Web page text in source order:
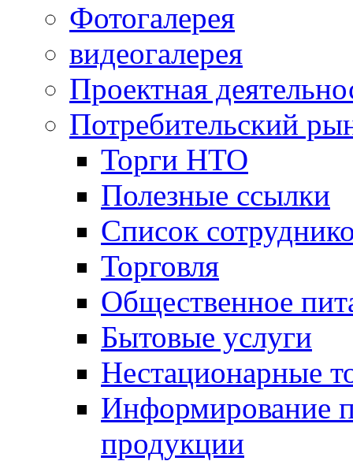
Фотогалерея
видеогалерея
Проектная
Потребительский
Торги НТО
Полезные ссылки
Список
Торговля
Общественное
Бытовые услуги
Нестационарные
Информирование
продукции